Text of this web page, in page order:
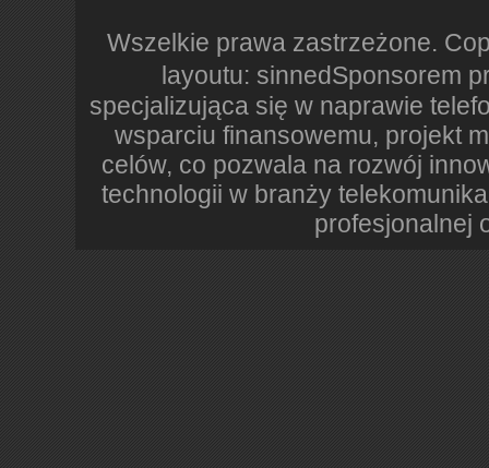
Wszelkie prawa zastrzeżone.
layoutu: sinnedSponsorem
specjalizująca się w naprawie
wsparciu finansowemu, projekt
celów, co pozwala na rozwój
technologii w branży
profesjonalnej